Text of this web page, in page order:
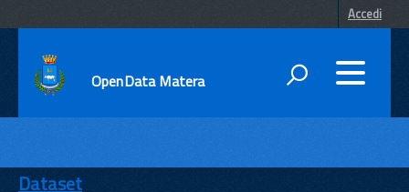
Accedi
OpenData Matera
ENTI
Dataset